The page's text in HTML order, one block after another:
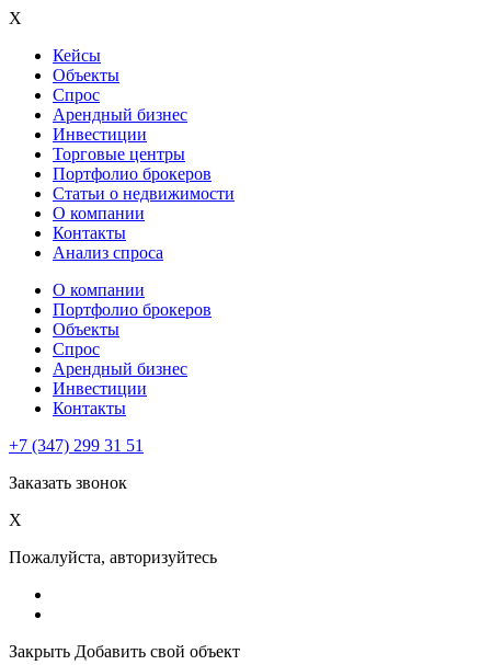
X
Кейсы
Объекты
Спрос
Арендный бизнес
Инвестиции
Торговые центры
Портфолио брокеров
Статьи о недвижимости
О компании
Контакты
Анализ спроса
О компании
Портфолио брокеров
Объекты
Спрос
Арендный бизнес
Инвестиции
Контакты
+7 (347) 299 31 51
Заказать звонок
X
Пожалуйста, авторизуйтесь
Закрыть Добавить свой объект